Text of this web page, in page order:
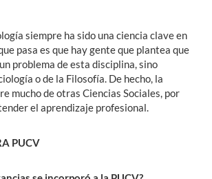
siempre ha sido una ciencia clave en
pasa es que hay gente que plantea que
problema de esta disciplina, sino
o de la Filosofía. De hecho, la
mucho de otras Ciencias Sociales, por
el aprendizaje profesional.
PUCV